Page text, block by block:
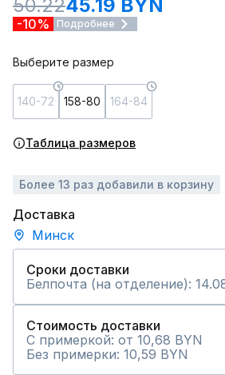
50.2245.19 BYN
-10% Подробнее
Выберите размер
140-72 158-80 164-84
Таблица размеров
Более 13 раз добавили в корзину
Доставка
Минск
Сроки доставки
Белпочта (на отделение):
Стоимость доставки
С примеркой: от 10,68 BYN
Без примерки: 10,59 BYN